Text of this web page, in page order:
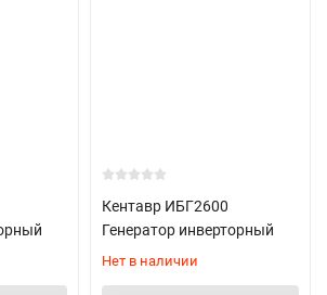
Кентавр ИБГ2600
Генератор инверторный
Нет в наличии